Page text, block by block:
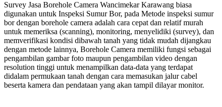
Survey Jasa Borehole Camera Wancimekar Karawang biasa
digunakan untuk Inspeksi Sumur Bor, pada Metode inspeksi sumur
bor dengan borehole camera adalah cara cepat dan relatif murah
untuk memeriksa (scanning), monitoring, menyelidiki (survey), dan
memverifikasi kondisi dibawah tanah yang tidak mudah dijangkau
dengan metode lainnya, Borehole Camera memiliki fungsi sebagai
pengambilan gambar foto maupun pengambilan video dengan
resolution tinggi untuk menampilkan data-data yang terdapat
didalam permukaan tanah dengan cara memasukan jalur cabel
beserta kamera dan pendataan yang akan tampil dilayar monitor.